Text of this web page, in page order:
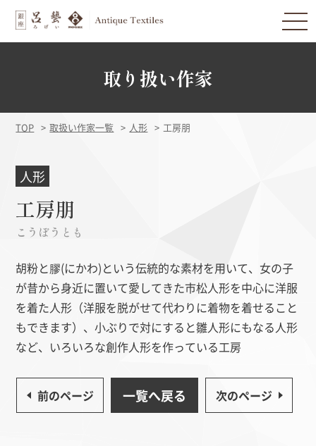
取り扱い作家
TOP 取扱い作家一覧 人形 工房朋
人形
工房朋
こうぼうとも
胡粉と膠(にかわ)という伝統的な素材を用いて、女の子
が昔から身近に置いて愛してきた市松人形を中心に洋服
を着た人形（洋服を脱がせて代わりに着物を着せること
もできます）、小ぶりで対にすると雛人形にもなる人形
など、いろいろな創作人形を作っている工房
前のページ 一覧へ戻る 次のページ